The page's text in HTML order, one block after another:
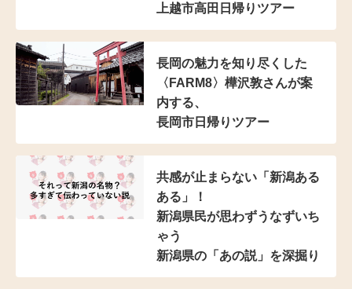
上越市高田日帰りツアー
長岡の魅力を知り尽くした
〈FARM8〉樺沢敦さんが案
内する、
長岡市日帰りツアー
共感が止まらない 「新潟ある
ある」！
新潟県民が思わずうなずいち
ゃう
新潟県の「あの説」を深掘り